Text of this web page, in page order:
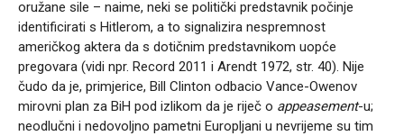
oružane sile – naime, neki se politički predstavnik počinje
identificirati s Hitlerom, a to signalizira nespremnost
američkog aktera da s dotičnim predstavnikom uopće
pregovara (vidi npr. Record 2011 i Arendt 1972, str. 40). Nije
čudo da je, primjerice, Bill Clinton odbacio Vance-Owenov
mirovni plan za BiH pod izlikom da je riječ o appeasement-u;
neodlučni i nedovoljno pametni Europljani u nevrijeme su tim